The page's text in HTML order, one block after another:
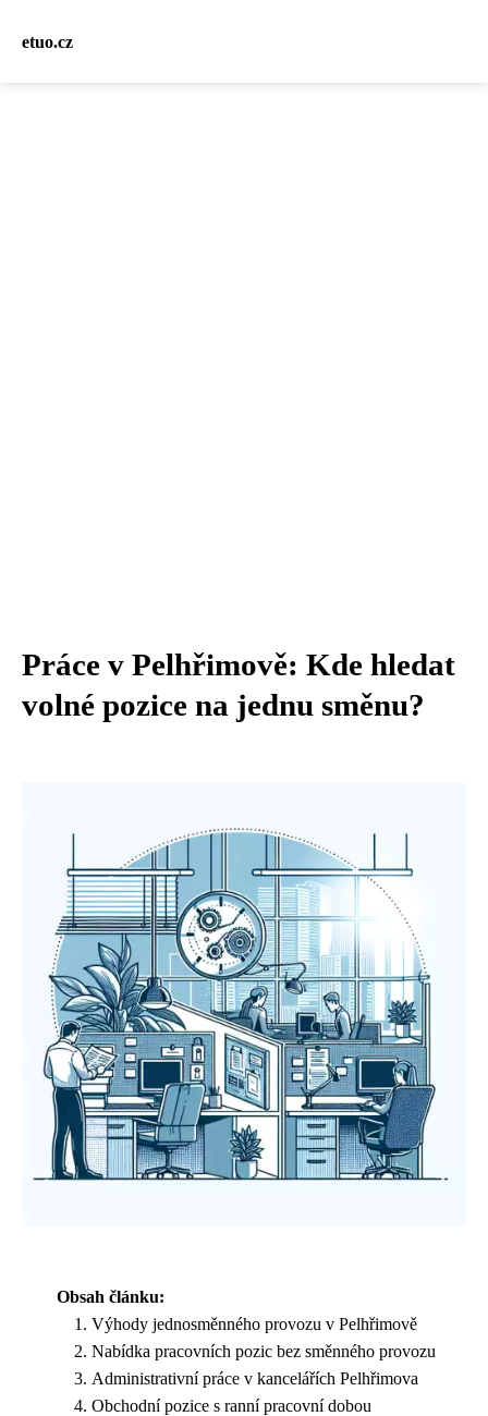
etuo.cz
Práce v Pelhřimově: Kde hledat
volné pozice na jednu směnu?
Obsah článku:
Výhody jednosměnného provozu v Pelhřimově
Nabídka pracovních pozic bez směnného provozu
Administrativní práce v kancelářích Pelhřimova
Obchodní pozice s ranní pracovní dobou